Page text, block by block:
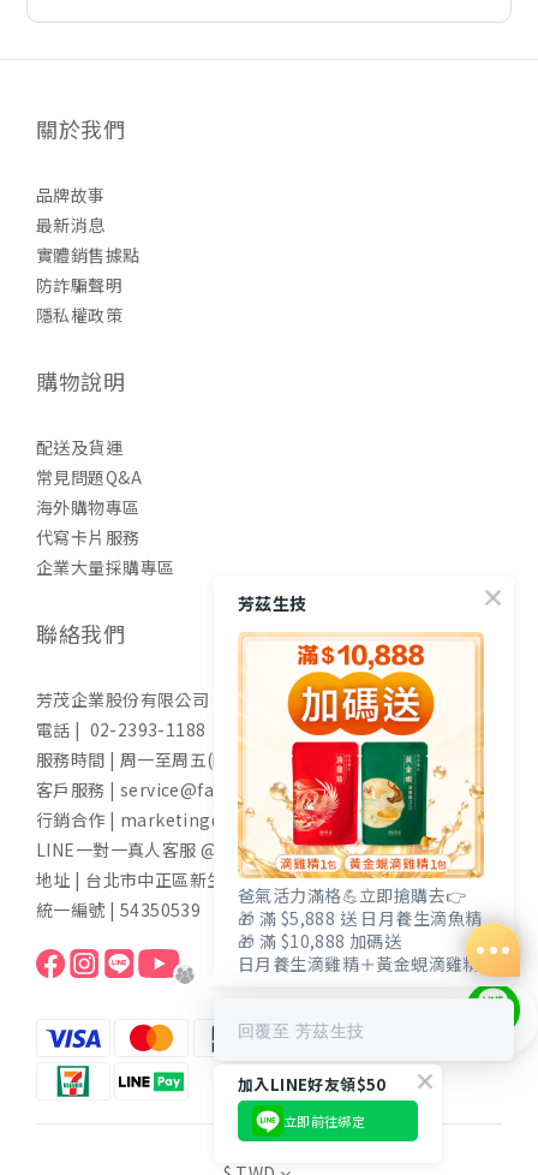
立即購買
關於我們
品牌故事
最新消息
實體銷售據點
防詐騙聲明
隱私權政策
購物說明
配送及貨運
常見問題Q&A
海外購物專區
代寫卡片服務
企業大量採購專區
聯絡我們
芳茂企業股份有限公司
電話 | 02-2393-1188
服務時間 | 周一至周五(國定假日除外) 9:00-17:30
客戶服務 | service@fangzih.com
行銷合作 | marketing@fangzih.com
LINE一對一真人客服 @funs
地址 | 台北市中正區新生南路一段50號11樓
統一編號 | 54350539
芳茲生技
爸氣活力滿格💪立即搶購去👉
🎁 滿 $5,888 送 日月養生滴魚精
🎁 滿 $10,888 加碼送
日月養生滴雞精＋黃金蜆滴雞精
回覆至 芳茲生技
加入LINE好友領$50
立即前往綁定